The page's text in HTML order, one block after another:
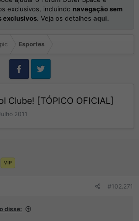
exclusivos, incluindo navegação sem
exclusivos. Veja os detalhes aqui.
Esportes
Clube! [TÓPICO OFICIAL]
2011
VIP
#102.271
disse: